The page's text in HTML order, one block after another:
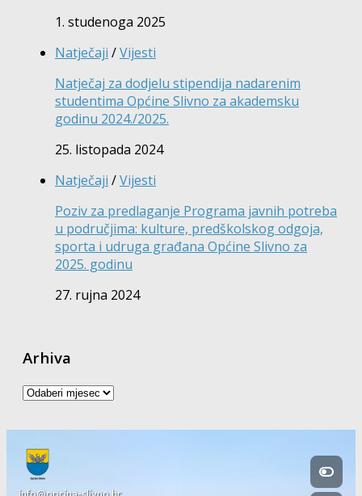
1. studenoga 2025
Natječaji /Vijesti
Natječaj za dodjelu stipendija nadarenim
studentima Općine Slivno za akademsku
godinu 2024./2025.
25. listopada 2024
Natječaji /Vijesti
Poziv za predlaganje Programa javnih potreba
u područjima: kulture, predškolskog odgoja,
sporta i udruga građana Općine Slivno za
2025. godinu
27. rujna 2024
Arhiva
Arhiva